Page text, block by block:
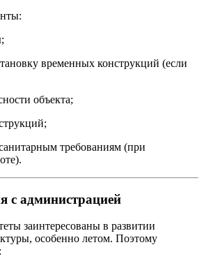
временных конструкций (если
объекта;
требованиям (при
с администрацией
заинтересованы в развитии
особенно летом. Поэтому